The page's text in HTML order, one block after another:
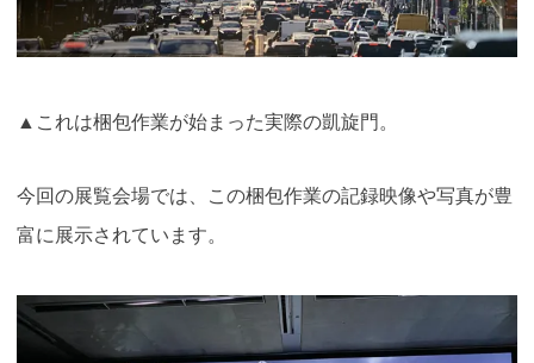
▲これは梱包作業が始まった実際の凱旋門。
今回の展覧会場では、この梱包作業の記録映像や写真が豊
富に展示されています。